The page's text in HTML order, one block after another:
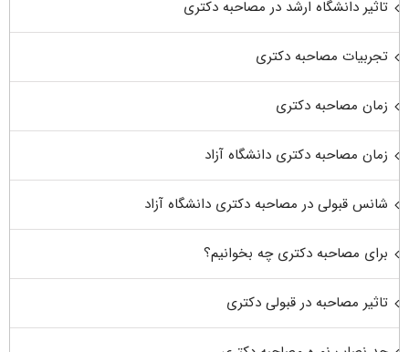
تاثیر دانشگاه ارشد در مصاحبه دکتری
تجربیات مصاحبه دکتری
زمان مصاحبه دکتری
زمان مصاحبه دکتری دانشگاه آزاد
شانس قبولی در مصاحبه دکتری دانشگاه آزاد
برای مصاحبه دکتری چه بخوانیم؟
تاثیر مصاحبه در قبولی دکتری